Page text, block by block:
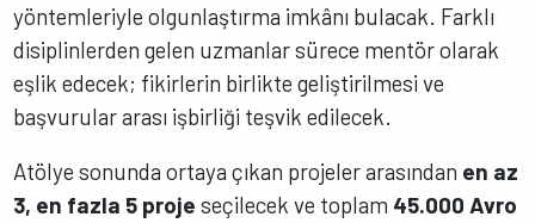
yöntemleriyle olgunlaştırma imkânı bulacak. Farklı
disiplinlerden gelen uzmanlar sürece mentör olarak
eşlik edecek; fikirlerin birlikte geliştirilmesi ve
başvurular arası işbirliği teşvik edilecek.
Atölye sonunda ortaya çıkan projeler arasından en az
3, en fazla 5 proje seçilecek ve toplam 45.000 Avro